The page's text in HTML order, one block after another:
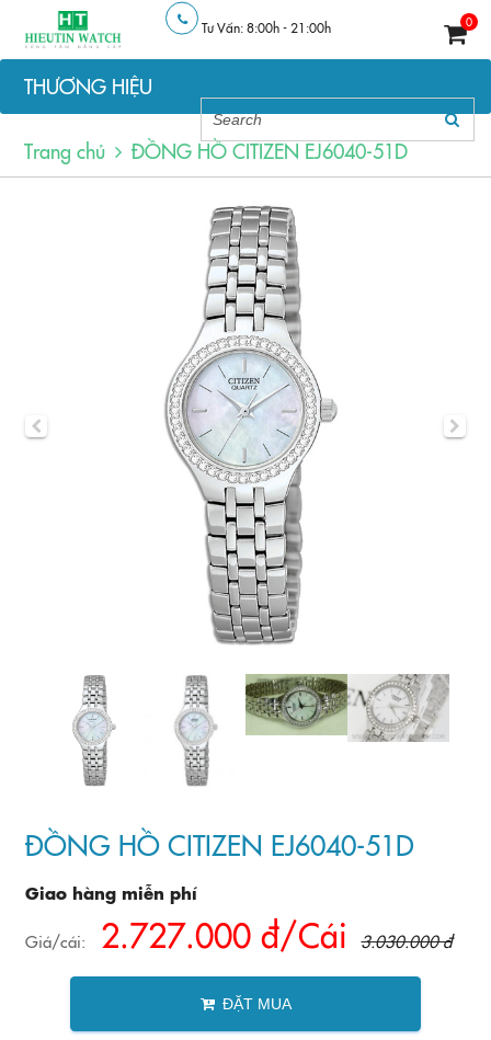
Tư Vấn: 8:00h - 21:00h 0
THƯƠNG HIỆU
Trang chủ ĐỒNG HỒ CITIZEN EJ6040-51D
ĐỒNG HỒ CITIZEN EJ6040-51D
Giao hàng miễn phí
Giá/cái: 2.727.000 đ/Cái 3.030.000 đ
ĐẶT MUA